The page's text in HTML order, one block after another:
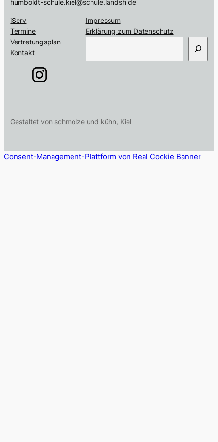
humboldt-schule.kiel@schule.landsh.de
iServ
Termine
Vertretungsplan
Kontakt
Impressum
Erklärung zum Datenschutz
c
Gestaltet von schmolze und kühn, Kiel
Consent-Management-Plattform von Real Cookie Banner